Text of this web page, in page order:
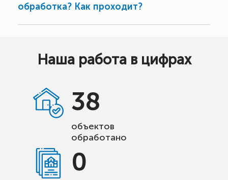
обработка? Как проходит?
Наша работа в цифрах
38
объектов
обработано
0